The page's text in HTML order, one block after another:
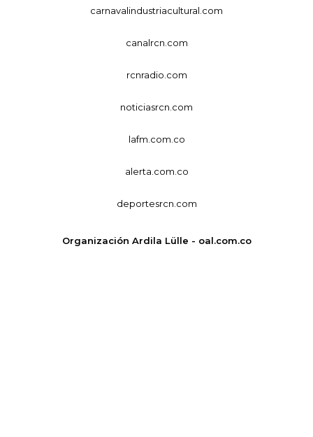
carnavalindustriacultural.com
canalrcn.com
rcnradio.com
noticiasrcn.com
lafm.com.co
alerta.com.co
deportesrcn.com
Organización Ardila Lülle - oal.com.co